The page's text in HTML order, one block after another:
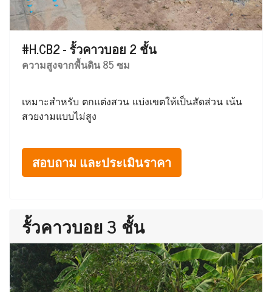
#H.CB2 - รั้วคาวบอย 2 ชั้น
ความสูงจากพื้นดิน 85 ซม
เหมาะสำหรับ ตกแต่งสวน แบ่งเขตให้เป็นสัดส่วน เน้น
สวยงามแบบไม่สูง
สอบถาม และประเมินราคา
รั้วคาวบอย 3 ชั้น